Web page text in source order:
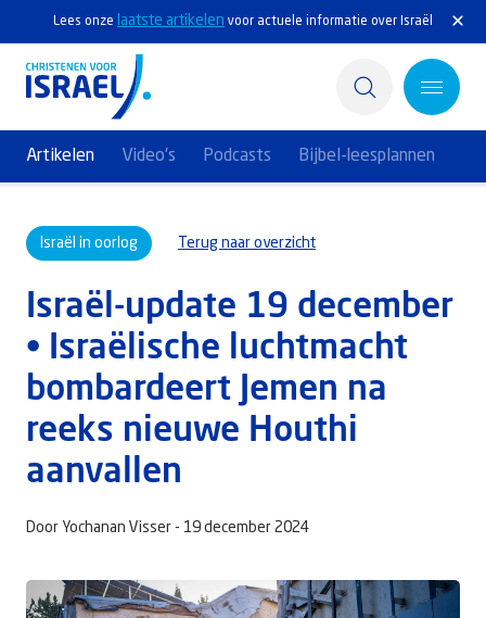
Lees onze laatste artikelen voor actuele informatie over Israël
Artikelen Video's Podcasts Bijbel-leesplannen
Actief
Ontdek
Steun Israël
Service & Contact
Kennisbank
Doneer
Israël in oorlog Terug naar overzicht
Israël-update 19 december
• Israëlische luchtmacht
bombardeert Jemen na
reeks nieuwe Houthi
aanvallen
Door Yochanan Visser - 19 december 2024